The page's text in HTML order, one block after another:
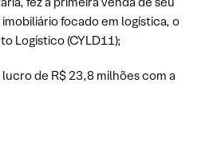
focado em logística, o
Logístico (CYLD11);
de R$ 23,8 milhões com a